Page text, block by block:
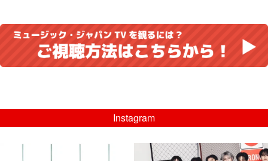
Instagram
musicjapantv